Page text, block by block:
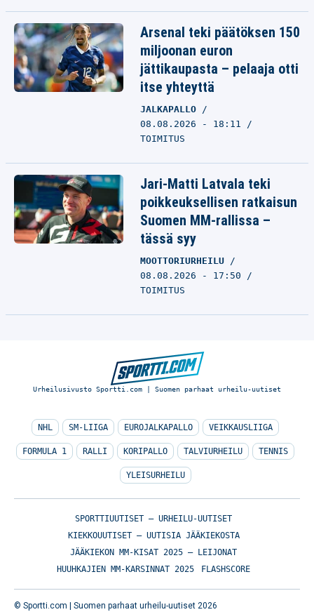
Arsenal teki päätöksen 150
miljoonan euron
jättikaupasta – pelaaja otti
itse yhteyttä
JALKAPALLO
08.08.2026 - 18:11
TOIMITUS
Jari-Matti Latvala teki
poikkeuksellisen ratkaisun
Suomen MM-rallissa –
tässä syy
MOOTTORIURHEILU
08.08.2026 - 17:50
TOIMITUS
Urheilusivusto Sportti.com | Suomen parhaat urheilu-uutiset
NHL SM-LIIGA EUROJALKAPALLO VEIKKAUSLIIGA
FORMULA 1 RALLI KORIPALLO TALVIURHEILU TENNIS
YLEISURHEILU
SPORTTIUUTISET – URHEILU-UUTISET
KIEKKOUUTISET – UUTISIA JÄÄKIEKOSTA
JÄÄKIEKON MM-KISAT 2025 – LEIJONAT
HUUHKAJIEN MM-KARSINNAT 2025
FLASHSCORE
© Sportti.com | Suomen parhaat urheilu-uutiset 2026